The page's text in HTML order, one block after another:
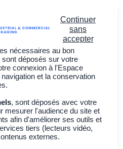
Vous êtes ?
À propos
Adhérer à CITEO PRO
Continuer
sans
accepter
nécessaires au bon
déposés sur votre
connexion à l'Espace
et la conservation
, sont déposés avec votre
mesurer l'audience du site et
afin d'améliorer ses outils et
tiers (lecteurs vidéo,
externes.